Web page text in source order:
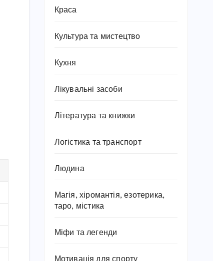
Краса
Культура та мистецтво
Кухня
Лікувальні засоби
Література та книжки
Логістика та транспорт
Людина
Магія, хіромантія, езотерика,
таро, містика
Міфи та легенди
Мотивація для спорту